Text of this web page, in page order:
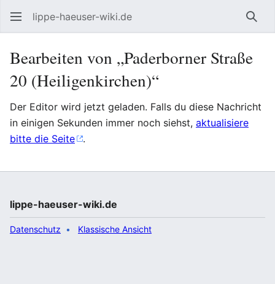
lippe-haeuser-wiki.de
Bearbeiten von „Paderborner Straße
20 (Heiligenkirchen)“
Der Editor wird jetzt geladen. Falls du diese Nachricht
in einigen Sekunden immer noch siehst, aktualisiere
bitte die Seite
.
lippe-haeuser-wiki.de
Datenschutz Klassische Ansicht